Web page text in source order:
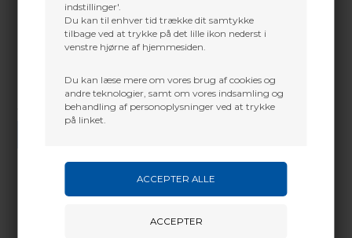
indstillinger'.
Du kan til enhver tid trække dit samtykke
tilbage ved at trykke på det lille ikon nederst i
venstre hjørne af hjemmesiden.
Du kan læse mere om vores brug af cookies og
andre teknologier, samt om vores indsamling og
behandling af personoplysninger ved at trykke
på linket.
Vi gør vores bedste for at besvare alle henvendelser indenfor 24 timer.